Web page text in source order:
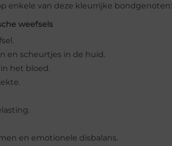
enkele van deze kleurrijke bondgenoten:
weefsels
en scheurtjes in de huid.
het bloed.
en emotionele disbalans.